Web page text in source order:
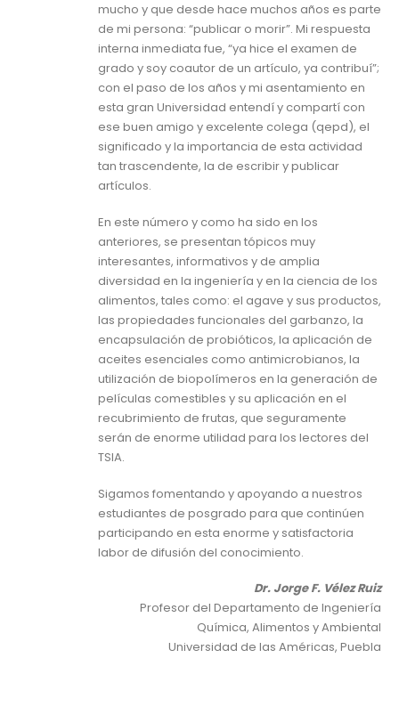
mucho y que desde hace muchos años es parte
de mi persona: “publicar o morir”. Mi respuesta
interna inmediata fue, “ya hice el examen de
grado y soy coautor de un artículo, ya contribuí”;
con el paso de los años y mi asentamiento en
esta gran Universidad entendí y compartí con
ese buen amigo y excelente colega (qepd), el
significado y la importancia de esta actividad
tan trascendente, la de escribir y publicar
artículos.
En este número y como ha sido en los
anteriores, se presentan tópicos muy
interesantes, informativos y de amplia
diversidad en la ingeniería y en la ciencia de los
alimentos, tales como: el agave y sus productos,
las propiedades funcionales del garbanzo, la
encapsulación de probióticos, la aplicación de
aceites esenciales como antimicrobianos, la
utilización de biopolímeros en la generación de
películas comestibles y su aplicación en el
recubrimiento de frutas, que seguramente
serán de enorme utilidad para los lectores del
TSIA.
Sigamos fomentando y apoyando a nuestros
estudiantes de posgrado para que continúen
participando en esta enorme y satisfactoria
labor de difusión del conocimiento.
Dr. Jorge F. Vélez Ruiz
Profesor del Departamento de Ingeniería
Química, Alimentos y Ambiental
Universidad de las Américas, Puebla